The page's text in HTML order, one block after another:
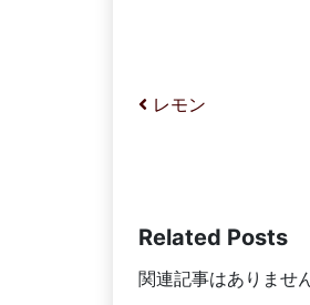
投稿ナビ
レモン
Related Posts
関連記事はありません